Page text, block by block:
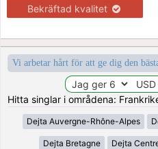
Bekräftad kvalitet
Vi arbetar hårt för att ge dig den
Hitta singlar i områdena:
Dejta Auvergne-Rhône-Alpes
Dejta Bretagne Dejta